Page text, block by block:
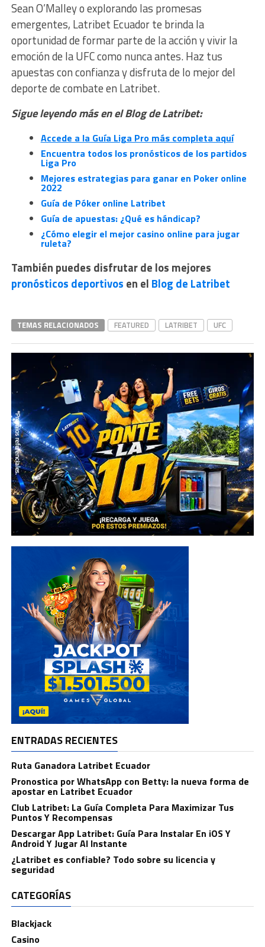
Sean O’Malley o explorando las promesas
emergentes, Latribet Ecuador te brinda la
oportunidad de formar parte de la acción y vivir la
emoción de la UFC como nunca antes. Haz tus
apuestas con confianza y disfruta de lo mejor del
deporte de combate en Latribet.
Sigue leyendo más en el Blog de Latribet:
Accede a la Guía Liga Pro más completa aquí
Encuentra todos los pronósticos de los partidos
Liga Pro
Mejores estrategias para ganar en Poker online
2022
Guía de Póker online Latribet
Guía de apuestas: ¿Qué es hándicap?
¿Cómo elegir el mejor casino online para jugar
ruleta?
También puedes disfrutar de los mejores
pronósticos deportivos en el Blog de Latribet
TEMAS RELACIONADOS FEATURED LATRIBET UFC
ENTRADAS RECIENTES
Ruta Ganadora Latribet Ecuador
Pronostica por WhatsApp con Betty: la nueva forma de
apostar en Latribet Ecuador
Club Latribet: La Guía Completa Para Maximizar Tus
Puntos Y Recompensas
Descargar App Latribet: Guía Para Instalar En iOS Y
Android Y Jugar Al Instante
¿Latribet es confiable? Todo sobre su licencia y
seguridad
CATEGORÍAS
Blackjack
Casino